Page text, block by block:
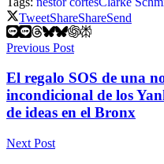
TweetShareShareSend
Previous Post
El regalo SOS de una
incondicional de los
de ideas en el Bronx
Next Post